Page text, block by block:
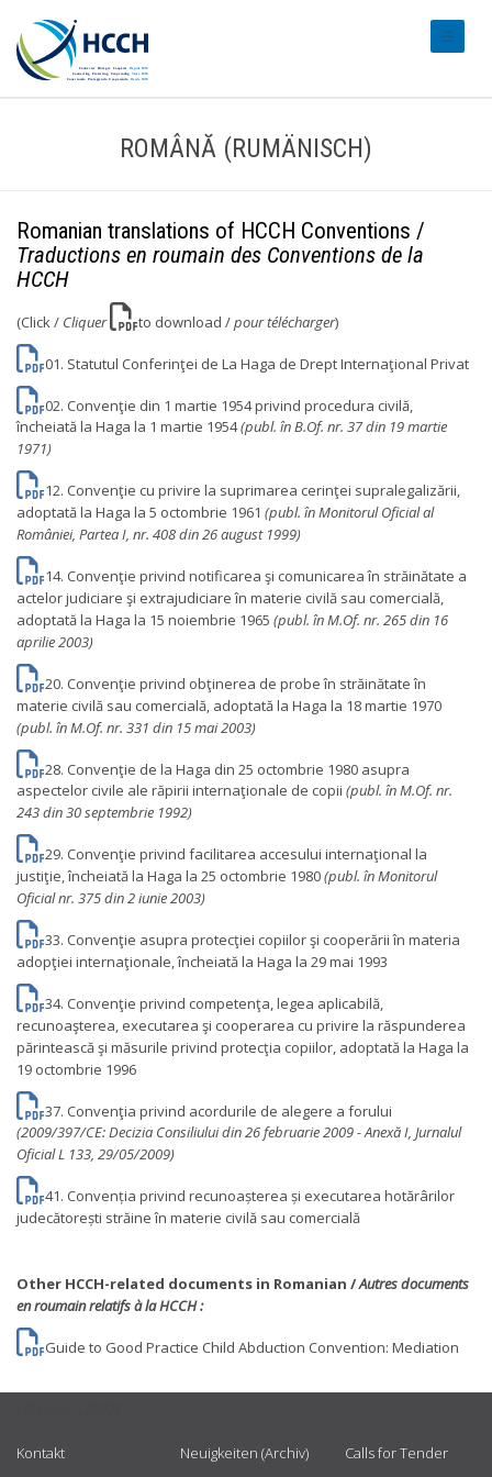
ROMÂNĂ (RUMÄNISCH)
Romanian translations of HCCH Conventions /
Traductions en roumain des Conventions de la
HCCH
(Click / Cliquer to download /pour télécharger)
01. Statutul Conferinţei de La Haga de Drept Internaţional Privat
02. Convenţie din 1 martie 1954 privind procedura civilă,
încheiată la Haga la 1 martie 1954(publ. în B.Of. nr. 37 din 19 martie
1971)
12. Convenţie cu privire la suprimarea cerinţei supralegalizării,
adoptată la Haga la 5 octombrie 1961 (publ. în Monitorul Oficial al
României, Partea I, nr. 408 din 26 august 1999)
14. Convenţie privind notificarea şi comunicarea în străinătate a
actelor judiciare şi extrajudiciare în materie civilă sau comercială,
adoptată la Haga la 15 noiembrie 1965 (publ. în M.Of. nr. 265 din 16
aprilie 2003)
20. Convenţie privind obţinerea de probe în străinătate în
materie civilă sau comercială, adoptată la Haga la 18 martie 1970
(publ. în M.Of. nr. 331 din 15 mai 2003)
28. Convenţie de la Haga din 25 octombrie 1980 asupra
aspectelor civile ale răpirii internaţionale de copii (publ. în M.Of. nr.
243 din 30 septembrie 1992)
29. Convenţie privind facilitarea accesului internaţional la
justiţie, încheiată la Haga la 25 octombrie 1980(publ. în Monitorul
Oficial nr. 375 din 2 iunie 2003)
33. Convenţie asupra protecţiei copiilor şi cooperării în materia
adopţiei internaţionale, încheiată la Haga la 29 mai 1993
34. Convenţie privind competenţa, legea aplicabilă,
recunoaşterea, executarea şi cooperarea cu privire la răspunderea
părintească şi măsurile privind protecţia copiilor, adoptată la Haga la
19 octombrie 1996
37. Convenţia privind acordurile de alegere a forului
(2009/397/CE: Decizia Consiliului din 26 februarie 2009 - Anexă I, Jurnalul
Oficial L 133, 29/05/2009)
41. Convenția privind recunoașterea și executarea hotărârilor
judecătorești străine în materie civilă sau comercială
Other HCCH-related documents in Romanian /Autres documents
en roumain relatifs à la HCCH :
Guide to Good Practice Child Abduction Convention: Mediation
Kontakt
Neuigkeiten (Archiv)
Calls for Tender